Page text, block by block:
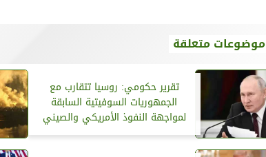
موضوعات متعلقة
تقرير حكومي: روسيا تتقارب مع
الجمهوريات السوفيتية السابقة
لمواجهة النفوذ الأمريكي والصيني